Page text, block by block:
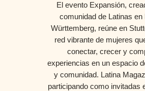
El evento Expansión,
comunidad de Latinas en
Württemberg, reúne en
red vibrante de mujeres
conectar, crecer y
experiencias en un espacio
y comunidad. Latina
participando como invitadas